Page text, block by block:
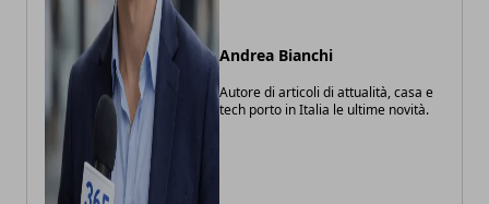
Andrea Bianchi
Autore di articoli di attualità, casa e
tech porto in Italia le ultime novità.